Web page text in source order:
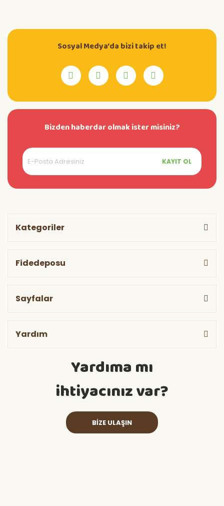
Sosyal Medya'da bizi takip et!
Bizden haberdar olmak ister misiniz?
KAYIT OL
Kategoriler
Fidedeposu
Sayfalar
Yardım
Yardıma mı
ihtiyacınız var?
BİZE ULAŞIN